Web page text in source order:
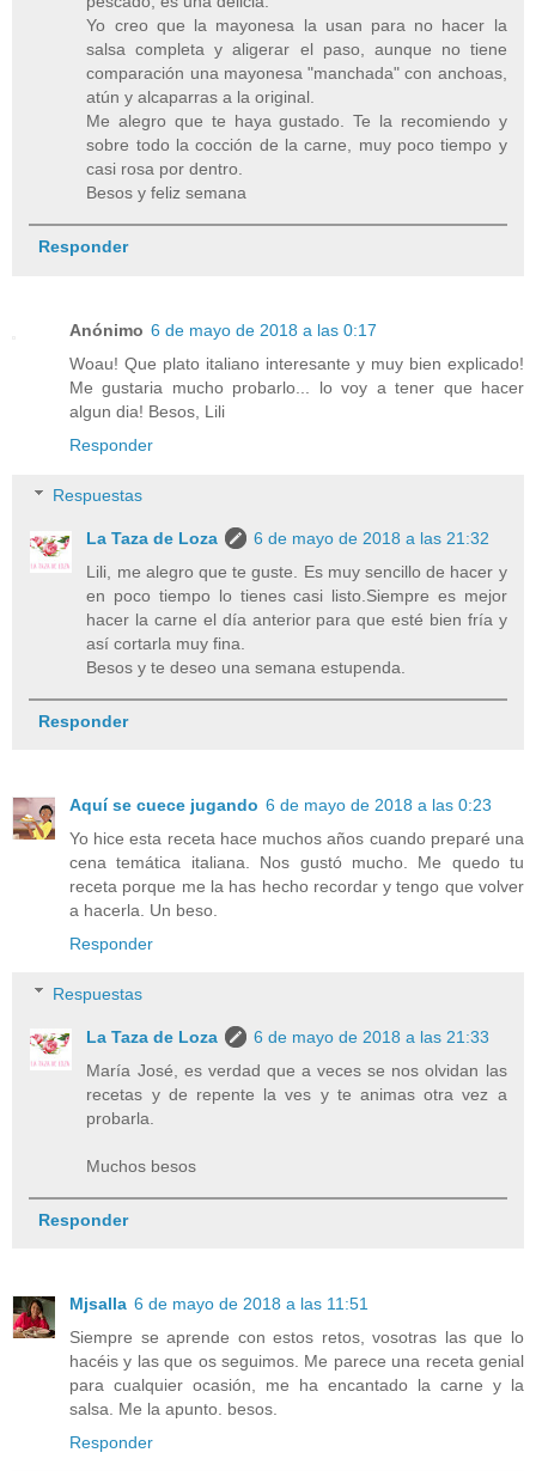
Yo creo que la mayonesa la usan para no hacer la
salsa completa y aligerar el paso, aunque no tiene
comparación una mayonesa "manchada" con anchoas,
atún y alcaparras a la original.
Me alegro que te haya gustado. Te la recomiendo y
sobre todo la cocción de la carne, muy poco tiempo y
casi rosa por dentro.
Besos y feliz semana
Responder
Anónimo 6 de mayo de 2018 a las 0:17
Woau! Que plato italiano interesante y muy bien explicado!
Me gustaria mucho probarlo... lo voy a tener que hacer
algun dia! Besos, Lili
Responder
Respuestas
La Taza de Loza
6 de mayo de 2018 a las 21:32
Lili, me alegro que te guste. Es muy sencillo de hacer y
en poco tiempo lo tienes casi listo.Siempre es mejor
hacer la carne el día anterior para que esté bien fría y
así cortarla muy fina.
Besos y te deseo una semana estupenda.
Responder
Aquí se cuece jugando 6 de mayo de 2018 a las 0:23
Yo hice esta receta hace muchos años cuando preparé una
cena temática italiana. Nos gustó mucho. Me quedo tu
receta porque me la has hecho recordar y tengo que volver
a hacerla. Un beso.
Responder
Respuestas
La Taza de Loza
6 de mayo de 2018 a las 21:33
María José, es verdad que a veces se nos olvidan las
recetas y de repente la ves y te animas otra vez a
probarla.
Muchos besos
Responder
Mjsalla 6 de mayo de 2018 a las 11:51
Siempre se aprende con estos retos, vosotras las que lo
hacéis y las que os seguimos. Me parece una receta genial
para cualquier ocasión, me ha encantado la carne y la
salsa. Me la apunto. besos.
Responder